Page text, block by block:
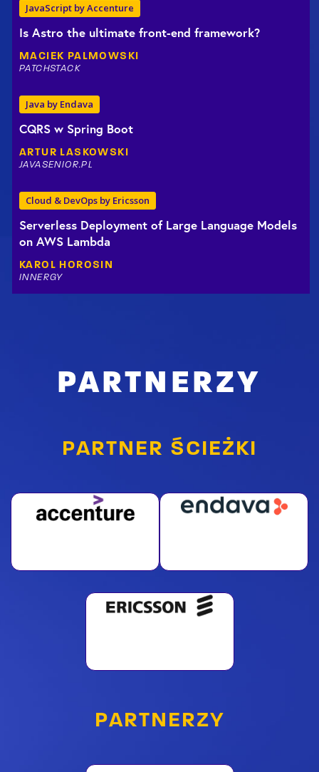
JavaScript by Accenture
Is Astro the ultimate front-end framework?
MACIEK PALMOWSKI
PATCHSTACK
Java by Endava
CQRS w Spring Boot
ARTUR LASKOWSKI
JAVASENIOR.PL
Cloud & DevOps by Ericsson
Serverless Deployment of Large Language Models
on AWS Lambda
KAROL HOROSIN
INNERGY
PARTNERZY
PARTNER ŚCIEŻKI
PARTNERZY